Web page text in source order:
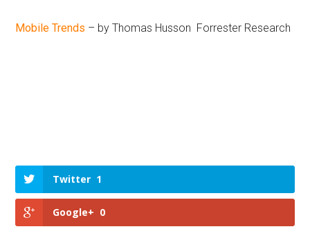
Mobile Trends – by Thomas Husson Forrester Research
Twitter 1
Google+ 0